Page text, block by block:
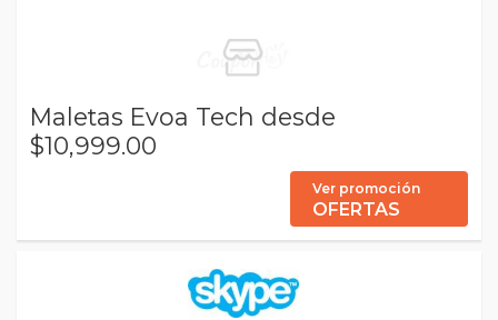
Maletas Evoa Tech desde
$10,999.00
Ver promoción
OFERTAS